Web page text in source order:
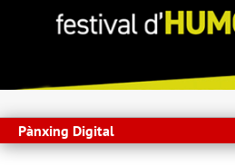
Pànxing Digital